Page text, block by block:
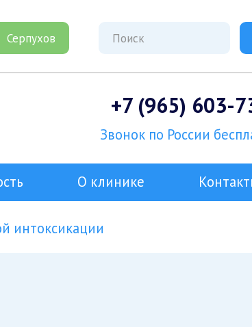
Серпухов
+7 (965) 603-
Звонок по России
О клинике
интоксикации